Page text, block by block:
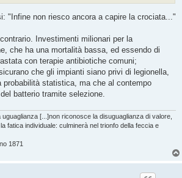
"Infine non riesco ancora a capire la crociata..."
Investimenti milionari per la
che ha una mortalità bassa, ed essendo di
con terapie antibiotiche comuni;
che gli impianti siano privi di legionella,
probabilità statistica, ma che al contempo
batterio tramite selezione.
uguaglianza [...]non riconosce la disuguaglianza di valore,
fatica individuale: culminerà nel trionfo della feccia e
1871